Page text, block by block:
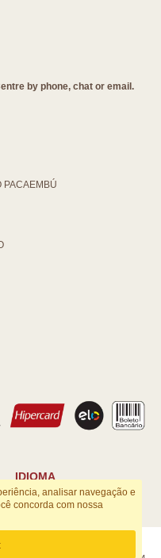
by phone, chat or email.
PACAEMBÚ
IDIOMA
| CNPJ: 29.752.781/0001-52
analisar navegação e
concorda com nossa